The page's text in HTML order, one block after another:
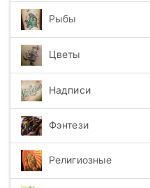
Рыбы
Цветы
Надписи
Фэнтези
Религиозные